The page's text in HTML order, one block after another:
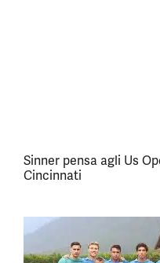
Sinner pensa agli Us
Cincinnati